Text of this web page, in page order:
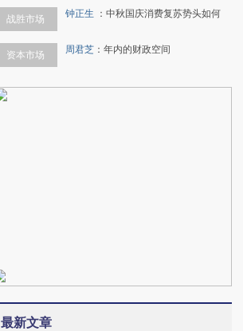
战胜市场 钟正生 ： 中秋国庆消费复苏势头如何
资本市场 周君芝 ： 年内的财政空间
最新文章